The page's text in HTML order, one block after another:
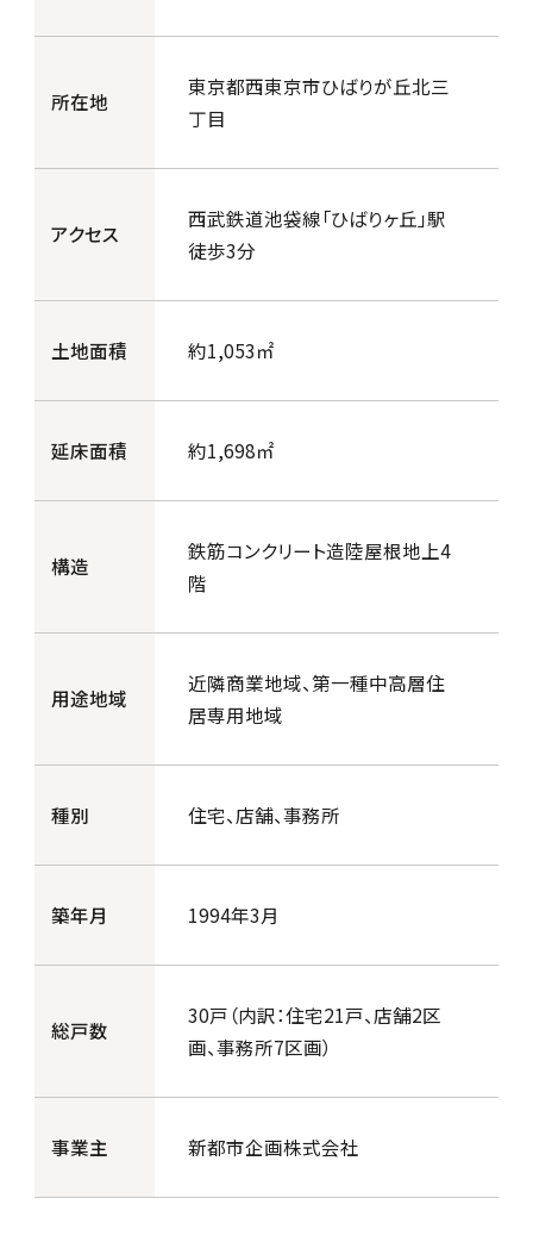
所在地
東京都西東京市ひばりが丘北三
丁目
アクセス
西武鉄道池袋線「ひばりヶ丘」駅
徒歩3分
土地面積 約1,053㎡
延床面積 約1,698㎡
構造
鉄筋コンクリート造陸屋根地上4
階
用途地域
近隣商業地域、第一種中高層住
居専用地域
種別 住宅、店舗、事務所
築年月 1994年3月
総戸数
30戸（内訳：住宅21戸、店舗2区
画、事務所7区画）
事業主 新都市企画株式会社